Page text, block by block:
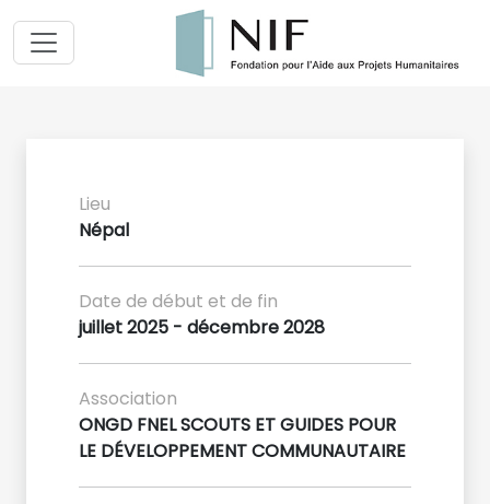
Lieu
Népal
Date de début et de fin
juillet 2025 - décembre 2028
Association
ONGD FNEL SCOUTS ET GUIDES POUR
LE DÉVELOPPEMENT COMMUNAUTAIRE